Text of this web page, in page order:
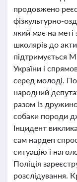
продовжено
фізкультурно-
який має на меті
школярів до
підтримується
України і
серед молоді.
народний
разом із
собаки породи
Інцидент
сам нардеп
ситуацію і
Поліція
розслідування.